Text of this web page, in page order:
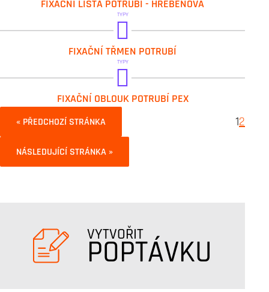
FIXAČNÍ LIŠTA POTRUBÍ - HŘEBENOVÁ
TYPY
FIXAČNÍ TŘMEN POTRUBÍ
TYPY
FIXAČNÍ OBLOUK POTRUBÍ PEX
« PŘEDCHOZÍ STRÁNKA 12
NÁSLEDUJÍCÍ STRÁNKA »
VYTVOŘIT
POPTÁVKU